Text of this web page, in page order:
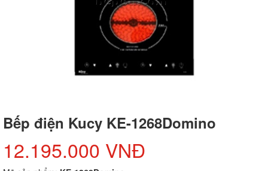
Bếp điện Kucy KE-1268Domino
12.195.000 VNĐ